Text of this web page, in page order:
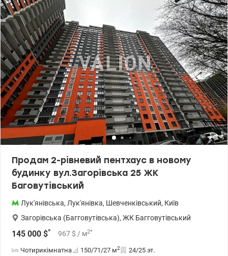
пральна машина, посудомийна машина , холодильник, духова
шафа, індукційна поверхня, телевізор, інверторний кондиціонер,
витяжка, бойлер, ліжко, розкладний диван та гардероб. Також є
підігрів підлоги. На даху є власна газова котельня. Підземний
паркінг (використовується як укриття) Зручна транспортна
розв'язка. Поруч ТЦ Променада, супермаркети, дитячі садочки
та школа. Ціна 145000 у.о. Без комісії. Заріцька Анастасія тел. 099
446 35 99 valion.ua/1155174
Продам 2-рівневий пентхаус в новому
будинку вул.Загорівська 25 ЖК
Баговутівський
Лук'янівська, Лук'янівка, Шевченківський, Київ
Загорівська (Багговутівська), ЖК Багговутівський
145 000 $* 967 $ / м2*
Чотирикімнатна 150/71/27 м2 24/25 эт.